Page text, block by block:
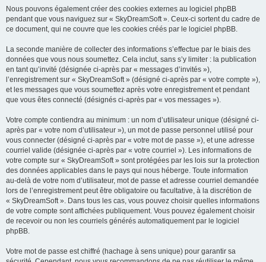
Nous pouvons également créer des cookies externes au logiciel phpBB
pendant que vous naviguez sur « SkyDreamSoft ». Ceux-ci sortent du cadre de
ce document, qui ne couvre que les cookies créés par le logiciel phpBB.
La seconde manière de collecter des informations s’effectue par le biais des
données que vous nous soumettez. Cela inclut, sans s’y limiter : la publication
en tant qu’invité (désignée ci-après par « messages d’invités »),
l’enregistrement sur « SkyDreamSoft » (désigné ci-après par « votre compte »),
et les messages que vous soumettez après votre enregistrement et pendant
que vous êtes connecté (désignés ci-après par « vos messages »).
Votre compte contiendra au minimum : un nom d’utilisateur unique (désigné ci-
après par « votre nom d’utilisateur »), un mot de passe personnel utilisé pour
vous connecter (désigné ci-après par « votre mot de passe »), et une adresse
courriel valide (désignée ci-après par « votre courriel »). Les informations de
votre compte sur « SkyDreamSoft » sont protégées par les lois sur la protection
des données applicables dans le pays qui nous héberge. Toute information
au-delà de votre nom d’utilisateur, mot de passe et adresse courriel demandée
lors de l’enregistrement peut être obligatoire ou facultative, à la discrétion de
« SkyDreamSoft ». Dans tous les cas, vous pouvez choisir quelles informations
de votre compte sont affichées publiquement. Vous pouvez également choisir
de recevoir ou non les courriels générés automatiquement par le logiciel
phpBB.
Votre mot de passe est chiffré (hachage à sens unique) pour garantir sa